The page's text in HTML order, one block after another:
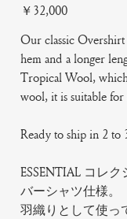
Price
￥32,000
Our classic
hem and a longer
Tropical Wool,
wool, it is suitable for
Ready to ship in 2 to
ESSENTIAL コレ
バーシャツ仕様。
羽織りとして使っ